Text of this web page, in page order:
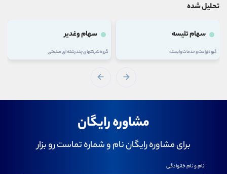
تحلیل شده
سهام تلیسه
گروه زراعت و خدمات وابسته
سهام وغدیر
گروه شرکتهای چند رشته ای صنعتی
مشاوره رایگان
برای مشاوره رایگان نام و شماره تماست رو بزار
نام و نام خانوادگی